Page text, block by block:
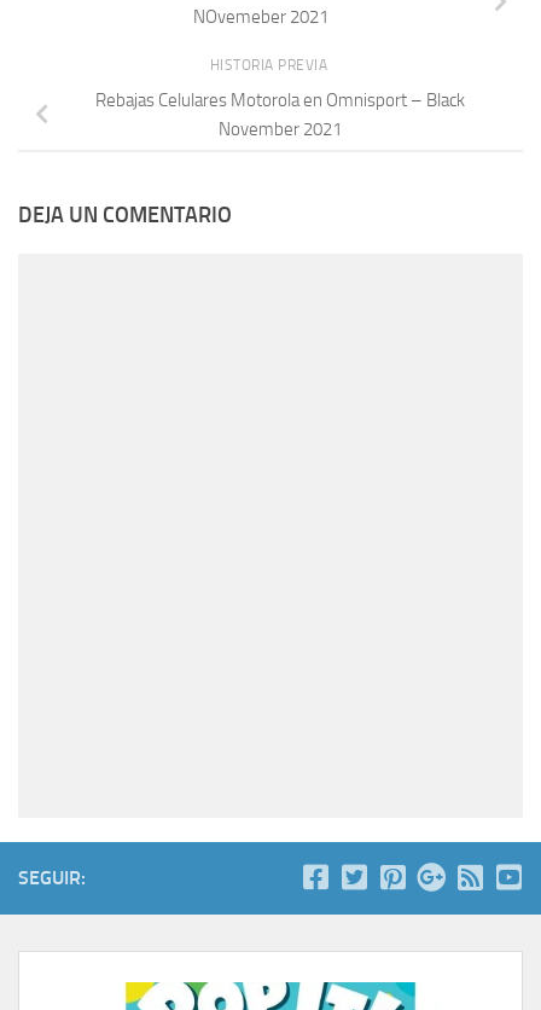
NOvemeber 2021
HISTORIA PREVIA
Rebajas Celulares Motorola en Omnisport – Black
November 2021
DEJA UN COMENTARIO
SEGUIR: